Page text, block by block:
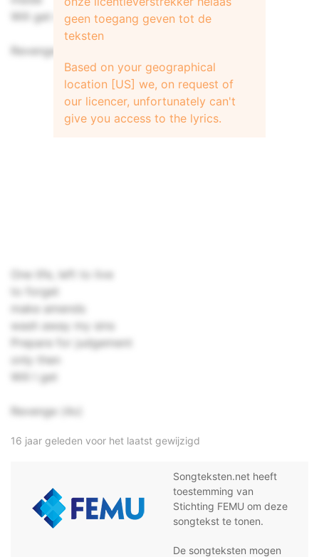
Will get me
Revenge (4x)
One life, left to live
to forget
make amends
wash away my sins
Prepare for judgement
only then
Will I get
Revenge (4x)
geen toegang geven tot de
teksten
Based on your geographical
location [US] we, on request of
our licencer, unfortunately can't
give you access to the lyrics.
16 jaar geleden voor het laatst gewijzigd
Songteksten.net heeft
toestemming van
Stichting FEMU om deze
songtekst te tonen.
De songteksten mogen